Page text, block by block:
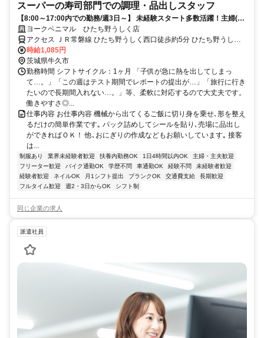
スーパーの寿司部門での調理・品出しスタッフ
【8:00～17:00内での勤務/週3日～】 未経験スタート多数活躍！主婦(夫)
まで幅広い層が在籍★
ヨークベニマル ひたち野うしく店
アクセス ＪＲ常磐線 ひたち野うしく西口徒歩約5分 ひたち野うしく
駅(JR在来線)5分
時給1,085円
茨城県牛久市
勤務時間 シフトサイクル：1ヶ月 「子供が急に熱を出してしまっ
て…。」「この週はテスト期間でレポートの提出が…」「旅行に行き
たいので長期間入れない…。」等、柔軟に対応するので大丈夫です。
働きやすさ◎...
仕事内容 お仕事内容 機械から出てくるご飯に切り身を乗せ､形を整え
るだけの簡単作業です｡ パック詰めしてシールを貼り､売場に品出し
ができればＯＫ！ 他､おにぎりの作成などもお願いしています｡ 接客
は...
制服あり 業界未経験者歓迎 扶養内勤務OK 1日4時間以内OK
主婦・主夫歓迎
フリーター歓迎
バイク通勤OK 学歴不問 車通勤OK 経験不問
未経験者歓迎
経験者歓迎
ネイルOK 月1シフト提出 ブランクOK 交通費支給
長期歓迎
フルタイム歓迎
週2・3日からOK シフト制
同じ企業の求人
派遣社員